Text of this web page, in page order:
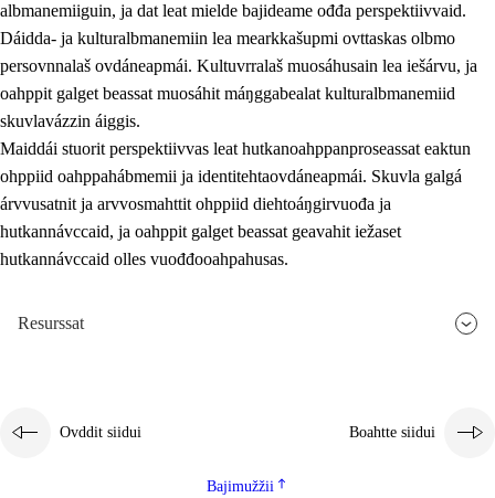
albmanemiiguin, ja dat leat mielde bajideame ođđa perspektiivvaid.
Dáidda- ja kulturalbmanemiin lea mearkkašupmi ovttaskas olbmo
persovnnalaš ovdáneapmái. Kultuvrralaš muosáhusain lea iešárvu, ja
oahppit galget beassat muosáhit máŋggabealat kulturalbmanemiid
skuvlavázzin áiggis.
Maiddái stuorit perspektiivvas leat hutkanoahppanproseassat eaktun
ohppiid oahppahábmemii ja identitehtaovdáneapmái. Skuvla galgá
árvvusatnit ja arvvosmahttit ohppiid diehtoáŋgirvuođa ja
hutkannávccaid, ja oahppit galget beassat geavahit iežaset
hutkannávccaid olles vuođđooahpahusas.
Resurssat
Ovddit siidui Boahtte siidui
Bajimužžii